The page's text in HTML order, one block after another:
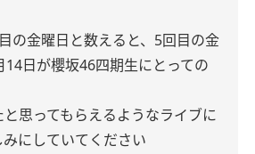
の金曜日と数えると、5回目の金
14日が櫻坂46四期生にとっての
思ってもらえるようなライブに
にしていてください